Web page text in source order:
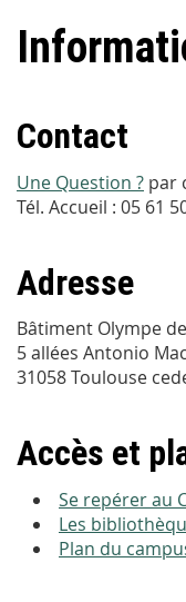
Contact
Une Question ? par
Tél. Accueil : 05 61
Adresse
Bâtiment Olympe
5 allées Antonio
31058 Toulouse
Accès et
Se repérer au
Les
Plan du